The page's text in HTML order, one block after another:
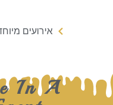
אירועים מיוחדים
In A